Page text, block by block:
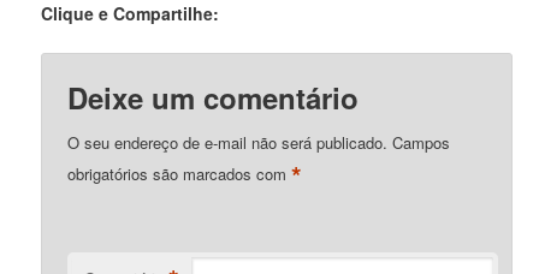
Clique e Compartilhe:
Deixe um comentário
O seu endereço de e-mail não será publicado. Campos
obrigatórios são marcados com*